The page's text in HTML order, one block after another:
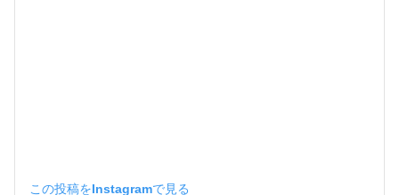
この投稿をInstagramで見る